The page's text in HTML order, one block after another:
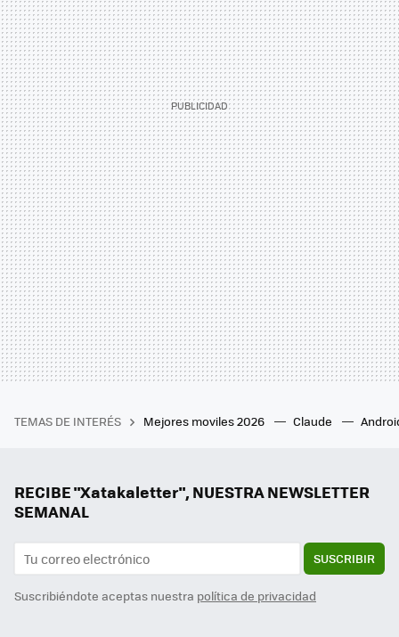
TEMAS DE INTERÉS Mejores moviles 2026 Claude
RECIBE "Xatakaletter", NUESTRA NEWSLETTER
SEMANAL
SUSCRIBIR
Suscribiéndote aceptas nuestra política de privacidad